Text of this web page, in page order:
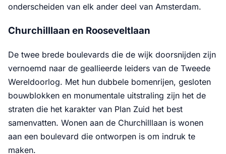
onderscheiden van elk ander deel van Amsterdam.
Churchilllaan en Rooseveltlaan
De twee brede boulevards die de wijk doorsnijden zijn
vernoemd naar de geallieerde leiders van de Tweede
Wereldoorlog. Met hun dubbele bomenrijen, gesloten
bouwblokken en monumentale uitstraling zijn het de
straten die het karakter van Plan Zuid het best
samenvatten. Wonen aan de Churchilllaan is wonen
aan een boulevard die ontworpen is om indruk te
maken.